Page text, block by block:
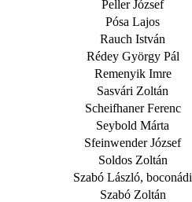
Peller József
Pósa Lajos
Rauch István
Rédey György Pál
Remenyik Imre
Sasvári Zoltán
Scheifhaner Ferenc
Seybold Márta
Sfeinwender József
Soldos Zoltán
Szabó László, boconádi
Szabó Zoltán